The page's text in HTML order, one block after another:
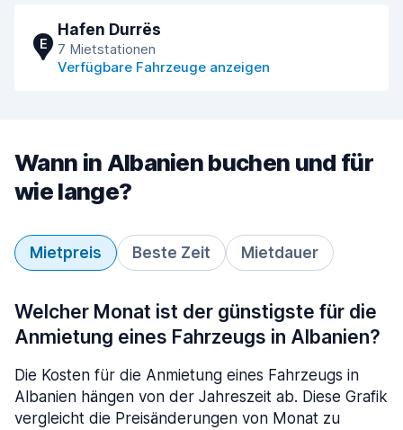
E
Hafen Durrёs
7 Mietstationen
Verfügbare Fahrzeuge anzeigen
Wann in Albanien buchen und für
wie lange?
Mietpreis Beste Zeit Mietdauer
Welcher Monat ist der günstigste für die
Anmietung eines Fahrzeugs in Albanien?
Die Kosten für die Anmietung eines Fahrzeugs in
Albanien hängen von der Jahreszeit ab. Diese Grafik
vergleicht die Preisänderungen von Monat zu